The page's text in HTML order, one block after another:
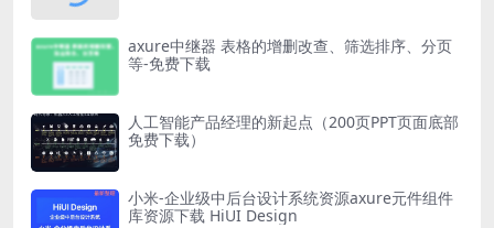
axure中继器 表格的增删改查、筛选排序、分页
等-免费下载
人工智能产品经理的新起点（200页PPT页面底部
免费下载）
小米-企业级中后台设计系统资源axure元件组件
库资源下载 HiUI Design